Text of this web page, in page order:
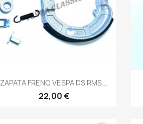
Vista rápida
ZAPATA FRENO VESPA DS RMS...
22,00 €